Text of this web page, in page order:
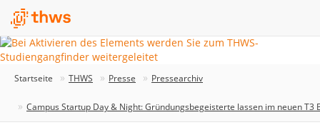
Startseite THWS Presse Pressearchiv
Campus Startup Day & Night: Gründungsbegeisterte lassen im neuen T3